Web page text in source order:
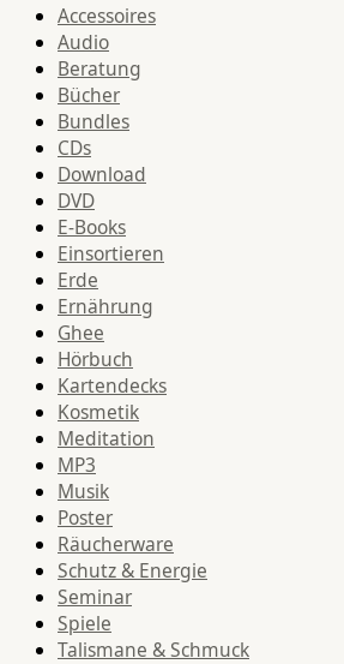
Accessoires
Audio
Beratung
Bücher
Bundles
CDs
Download
DVD
E-Books
Einsortieren
Erde
Ernährung
Ghee
Hörbuch
Kartendecks
Kosmetik
Meditation
MP3
Musik
Poster
Räucherware
Schutz & Energie
Seminar
Spiele
Talismane & Schmuck